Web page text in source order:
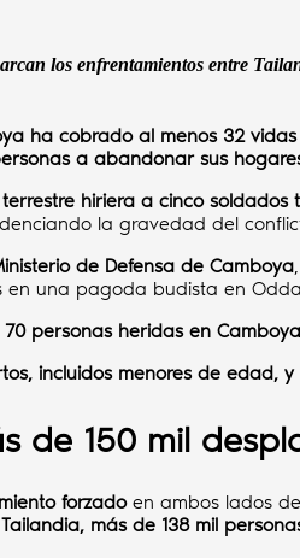
los enfrentamientos entre
ha cobrado al menos 32
a abandonar sus
hiriera a cinco soldados
la gravedad del
de Defensa de Camboya
en una pagoda budista en
personas heridas en
incluidos menores de edad,
de 150 mil
forzadoen ambos lados
Tailandia, más de 138 mil